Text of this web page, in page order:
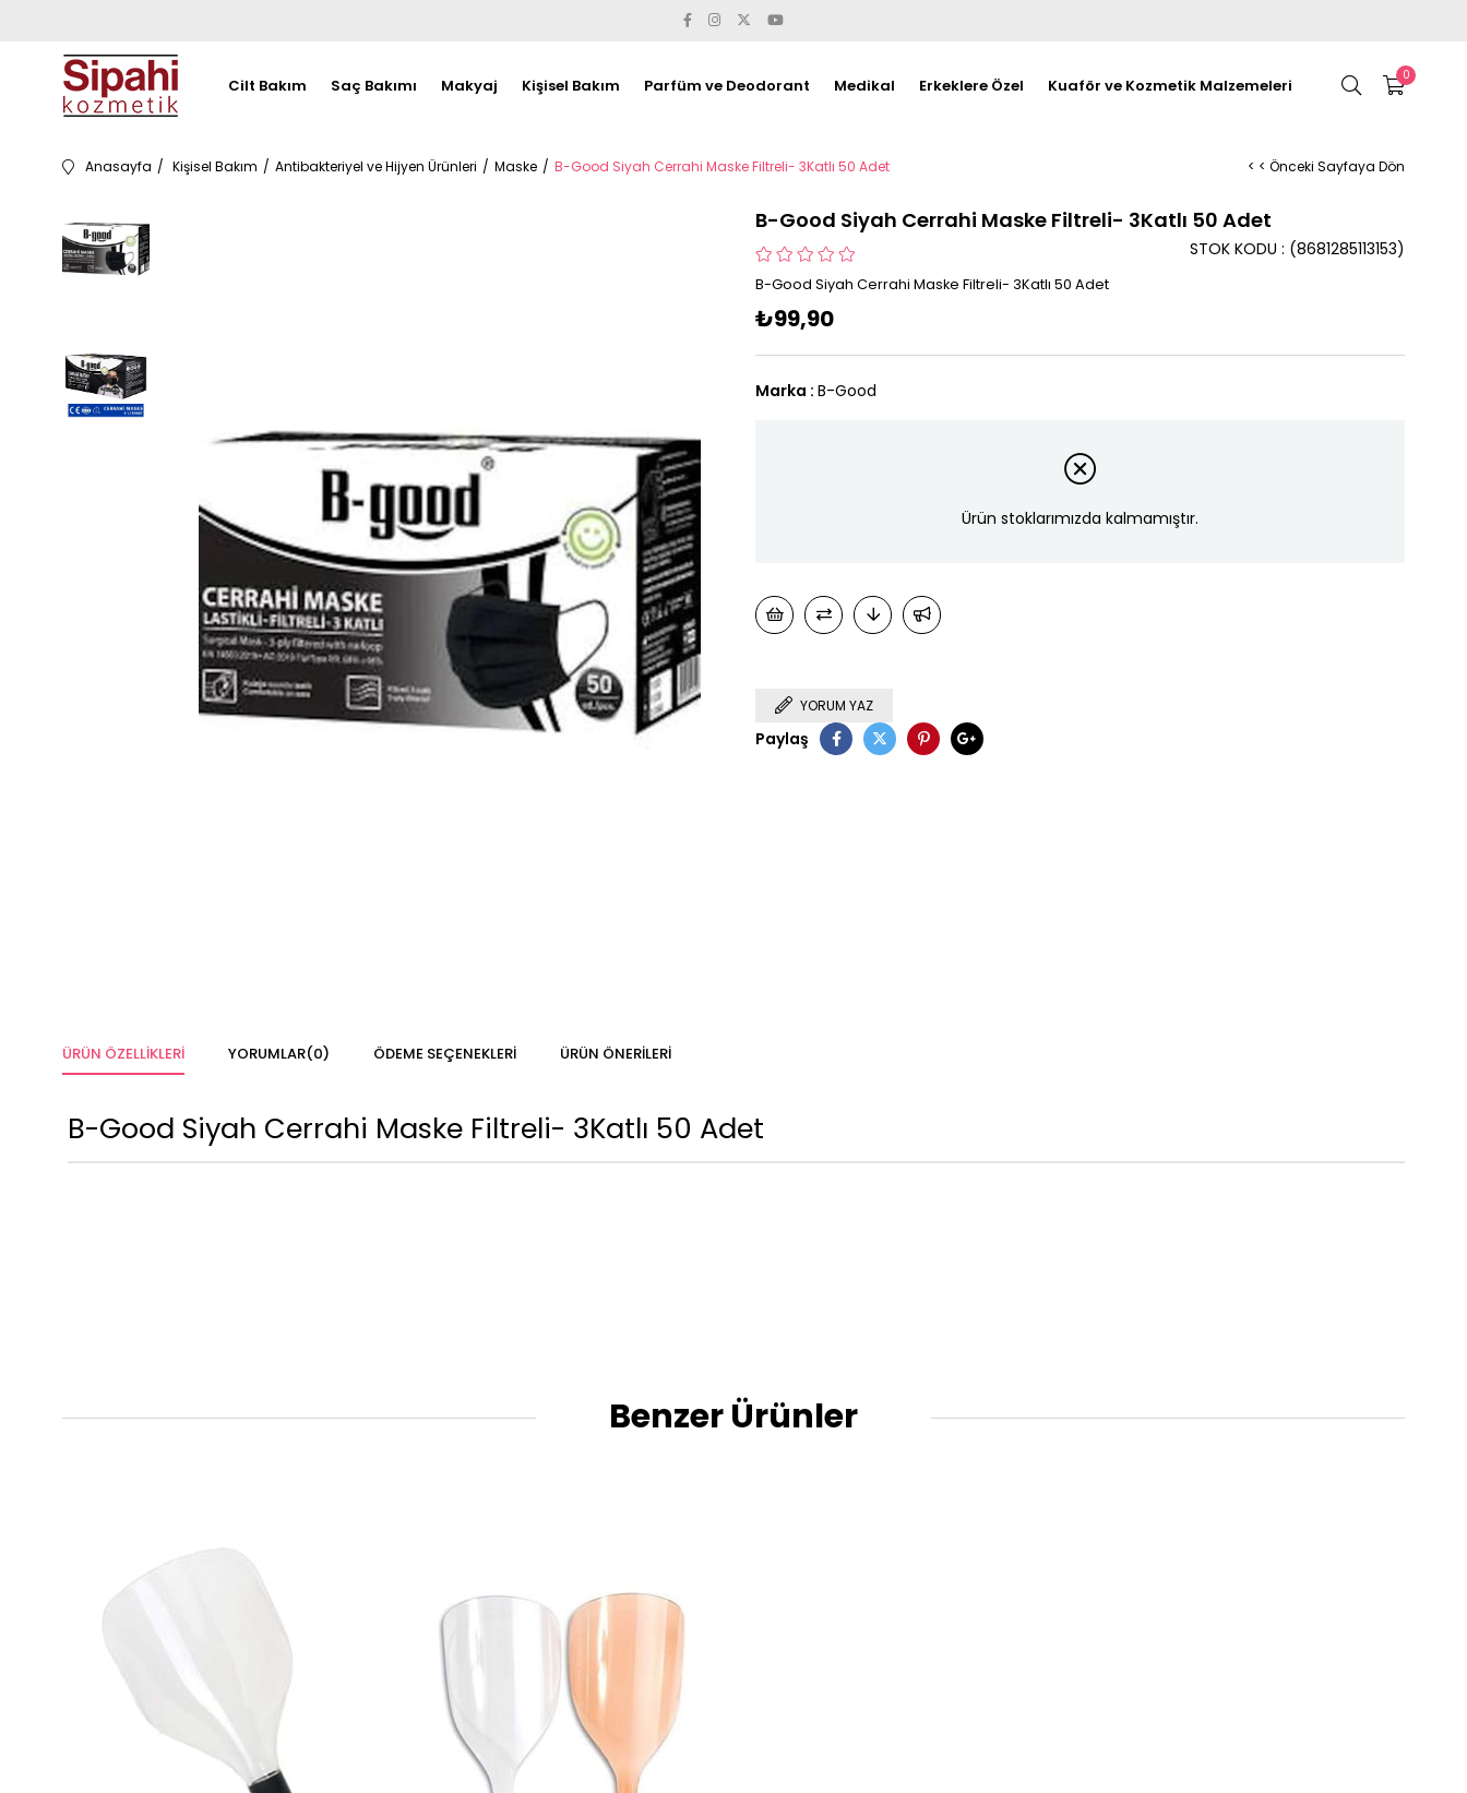
0
Cilt Bakım Saç Bakımı Makyaj Kişisel Bakım Parfüm ve Deodorant Medikal Erkeklere Özel Kuaför ve Kozmetik Malzemeleri
Anasayfa Kişisel Bakım Antibakteriyel ve Hijyen Ürünleri Maske B-Good Siyah Cerrahi Maske Filtreli- 3Katlı 50 Adet < < Önceki Sayfaya Dön
B-Good Siyah Cerrahi Maske Filtreli- 3Katlı 50 Adet
STOK KODU (8681285113153)
B-Good Siyah Cerrahi Maske Filtreli- 3Katlı 50 Adet
₺99,90
Marka : B-Good
Ürün stoklarımızda kalmamıştır.
YORUM YAZ
Paylaş
ÜRÜN ÖZELLIKLERI YORUMLAR(0) ÖDEME SEÇENEKLERI ÜRÜN ÖNERILERI
B-Good Siyah Cerrahi Maske Filtreli- 3Katlı 50 Adet
Benzer Ürünler